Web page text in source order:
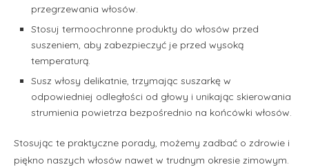
przegrzewania włosów.
Stosuj termoochronne produkty do włosów przed
suszeniem, aby zabezpieczyć je przed wysoką
temperaturą.
Susz włosy delikatnie, trzymając suszarkę w
odpowiedniej odległości od głowy i unikając skierowania
strumienia powietrza bezpośrednio na końcówki włosów.
Stosując te praktyczne porady, możemy zadbać o zdrowie i
piękno naszych włosów nawet w trudnym okresie zimowym.